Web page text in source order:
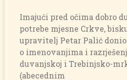
Imajući pred očima dobro
potrebe mjesne Crkve,
upravitelj Petar Palić donio
o imenovanjima i
duvanjskoj i Trebinjsko-
(abecednim